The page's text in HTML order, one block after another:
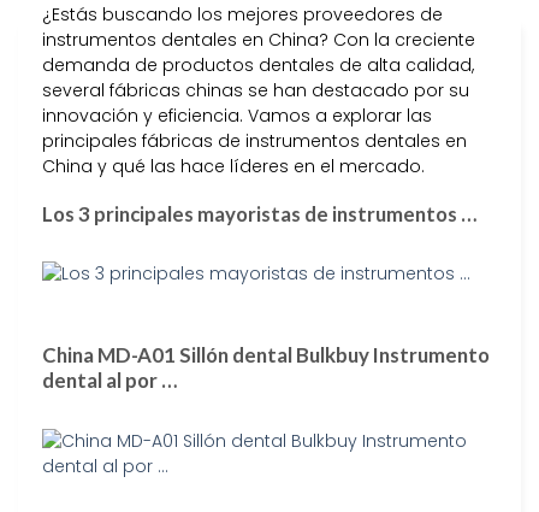
¿Estás buscando los mejores proveedores de
instrumentos dentales en China? Con la creciente
demanda de productos dentales de alta calidad,
several fábricas chinas se han destacado por su
innovación y eficiencia. Vamos a explorar las
principales fábricas de instrumentos dentales en
China y qué las hace líderes en el mercado.
Los 3 principales mayoristas de instrumentos …
China MD-A01 Sillón dental Bulkbuy Instrumento
dental al por …